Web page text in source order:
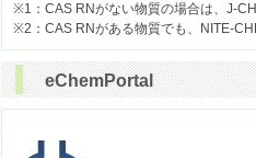
※1：CAS RNがない物質の場合は、J-
eChemPortal